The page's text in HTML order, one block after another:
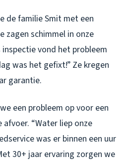
de familie Smit met een
zagen schimmel in onze
vond het probleem
was het gefixt!” Ze kregen
garantie.
een probleem op voor een
“Water liep onze
was er binnen een uur
30+ jaar ervaring zorgen we